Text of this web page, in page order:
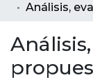
All of DSpace
Statistics